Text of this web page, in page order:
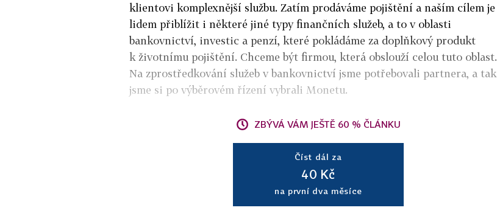
klientovi komplexnější službu. Zatím prodáváme pojištění a naším cílem je
lidem přiblížit i některé jiné typy finančních služeb, a to v oblasti
bankovnictví, investic a penzí, které pokládáme za doplňkový produkt
k životnímu pojištění. Chceme být firmou, která obslouží celou tuto oblast.
Na zprostředkování služeb v bankovnictví jsme potřebovali partnera, a tak
jsme si po výběrovém řízení vybrali Monetu.
ZBÝVÁ VÁM JEŠTĚ 60 % ČLÁNKU
Číst dál za
40 Kč
na první dva měsíce